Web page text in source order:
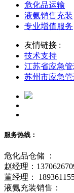
危化品运输
液氨销售充装
专业增值服务
友情链接 :
技术支持
江苏省应急
苏州市应急
服务热线：
危化品仓储 ：
赵经理：
董经理：
液氨充装销售：